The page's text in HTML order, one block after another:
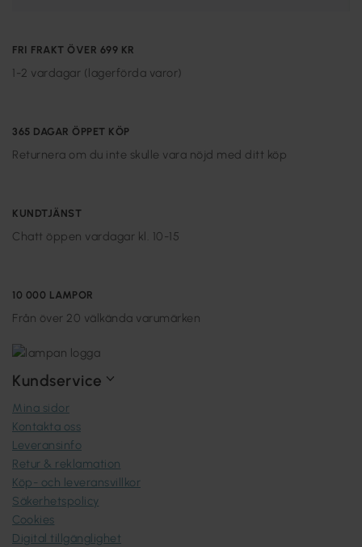
FRI FRAKT ÖVER 699 KR
1-2 vardagar (lagerförda varor)
365 DAGAR ÖPPET KÖP
Returnera om du inte skulle vara nöjd med ditt köp
KUNDTJÄNST
Chatt öppen vardagar kl. 10-15
10 000 LAMPOR
Från över 20 välkända varumärken
Kundservice
Mina sidor
Kontakta oss
Leveransinfo
Retur & reklamation
Köp- och leveransvillkor
Säkerhetspolicy
Cookies
Digital tillgänglighet